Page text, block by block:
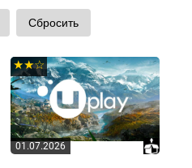
01.07.2026
★★☆